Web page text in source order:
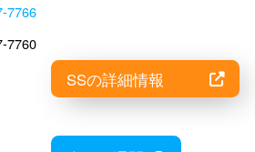
7766
7760
SSの詳細情報